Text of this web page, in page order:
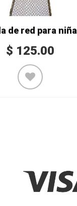
de red para niña
$ 125.00